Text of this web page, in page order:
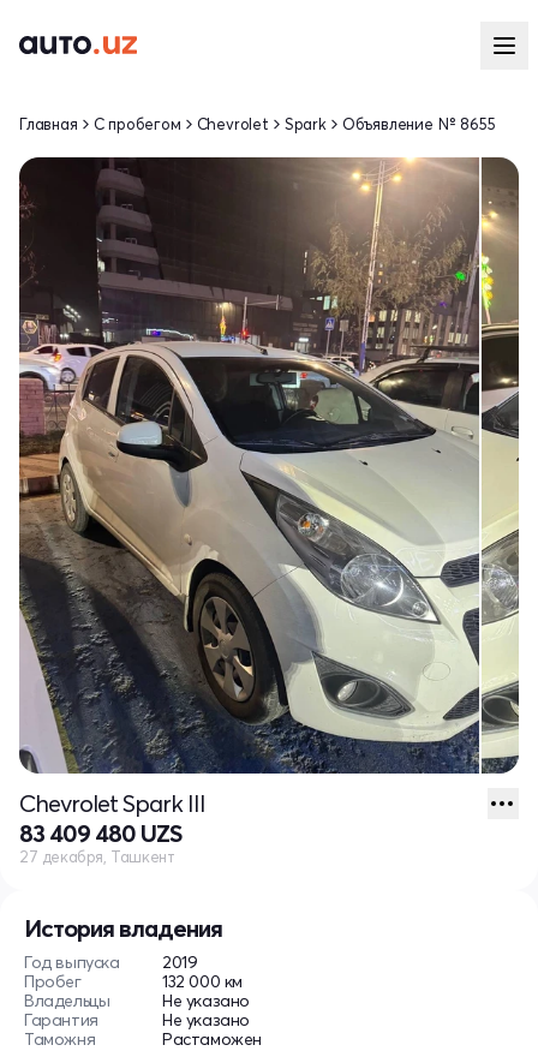
История владения
Год выпуска
2019
Пробег
132 000 км
Владельцы
Не указано
Гарантия
Не указано
Таможня
Растаможен
Главная С пробегом Chevrolet Spark Объявление № 8655
Chevrolet Spark III
83 409 480 UZS
27 декабря, Ташкент